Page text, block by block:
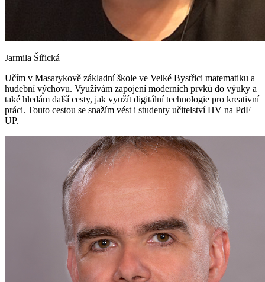
Jarmila Šiřická
Učím v Masarykově základní škole ve Velké Bystřici matematiku a
hudební výchovu. Využívám zapojení moderních prvků do výuky a
také hledám další cesty, jak využít digitální technologie pro kreativní
práci. Touto cestou se snažím vést i studenty učitelství HV na PdF
UP.